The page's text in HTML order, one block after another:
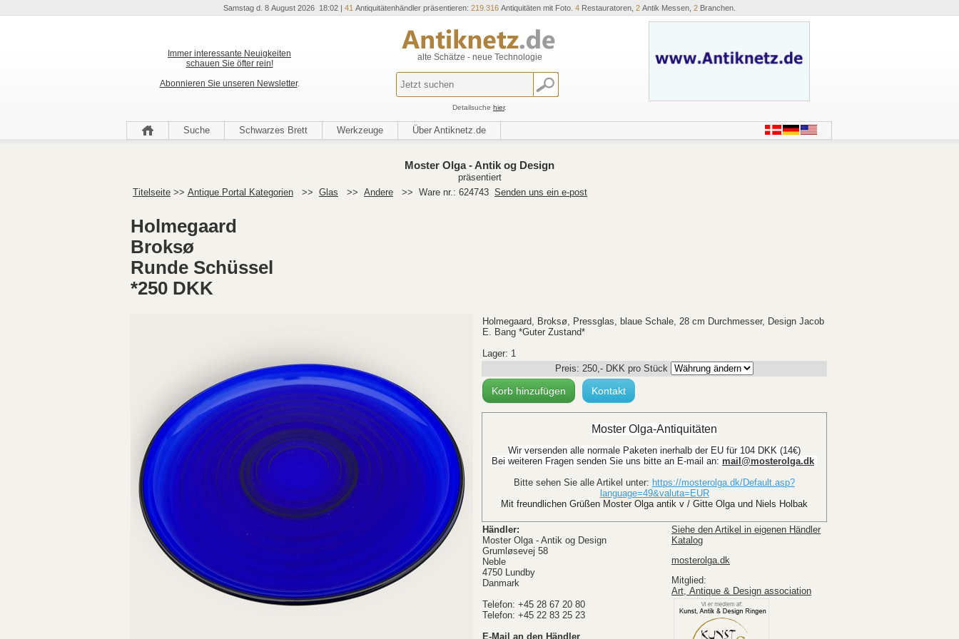
Samstag d. 8 August 2026 18:02 | 41 Antiquitätenhändler präsentieren: 219.316 Antiquitäten mit Foto. 4 Restauratoren, 2 Antik Messen, 2 Branchen.
Immer interessante Neuigkeiten
schauen Sie öfter rein!
Abonnieren Sie unseren Newsletter.
alte Schätze - neue Technologie
Detailsuche hier.
Suche Schwarzes Brett Werkzeuge Über Antiknetz.de
Moster Olga - Antik og Design
präsentiert
Titelseite >> Antique Portal Kategorien >> Glas >> Andere >> Ware nr.: 624743 Senden uns ein e-post
Holmegaard
Broksø
Runde Schüssel
*250 DKK
Holmegaard, Broksø, Pressglas, blaue Schale, 28 cm Durchmesser, Design Jacob
E. Bang *Guter Zustand*
Lager: 1
Preis: 250,- DKK pro Stück
Korb hinzufügen Kontakt
Moster Olga-Antiquitäten
Wir versenden alle normale Paketen inerhalb der EU für 104 DKK (14€)
Bei weiteren Fragen senden Sie uns bitte an E-mail an: mail@mosterolga.dk
Bitte sehen Sie alle Artikel unter: https://mosterolga.dk/Default.asp?
language=49&valuta=EUR
Mit freundlichen Grüßen Moster Olga antik v / Gitte Olga und Niels Holbak
Händler:
Moster Olga - Antik og Design
Grumløsevej 58
Neble
4750 Lundby
Danmark
Telefon: +45 28 67 20 80
Telefon: +45 22 83 25 23
E-Mail an den Händler
Siehe den Artikel in eigenen Händler
Katalog
mosterolga.dk
Mitglied:
Art, Antique & Design association